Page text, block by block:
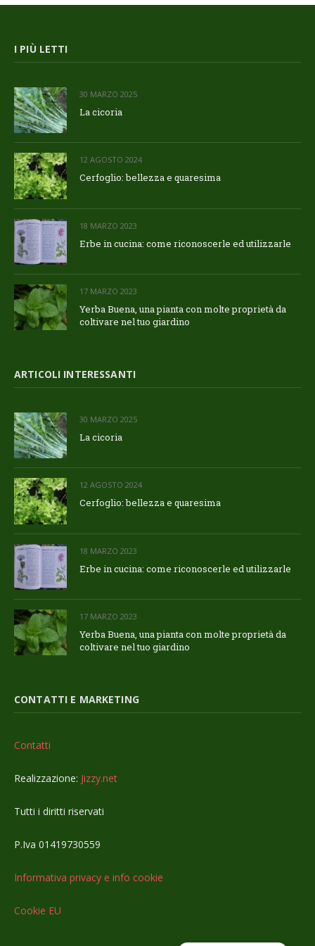
I PIÙ LETTI
30 MARZO 2025
La cicoria
12 AGOSTO 2024
Cerfoglio: bellezza e quaresima
18 MARZO 2023
Erbe in cucina: come riconoscerle ed utilizzarle
17 MARZO 2023
Yerba Buena, una pianta con molte proprietà da
coltivare nel tuo giardino
ARTICOLI INTERESSANTI
30 MARZO 2025
La cicoria
12 AGOSTO 2024
Cerfoglio: bellezza e quaresima
18 MARZO 2023
Erbe in cucina: come riconoscerle ed utilizzarle
17 MARZO 2023
Yerba Buena, una pianta con molte proprietà da
coltivare nel tuo giardino
CONTATTI E MARKETING
Contatti
Realizzazione: Jizzy.net
Tutti i diritti riservati
P.Iva 01419730559
Informativa privacy e info cookie
Cookie EU